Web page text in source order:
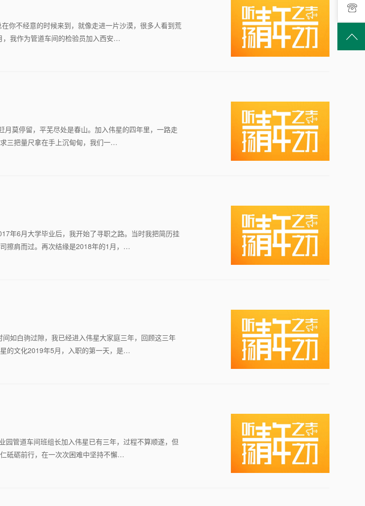
你不经意的时候来到，就像走进一片沙漠，很多人看到荒
，我作为管道车间的检验员加入西安…
莫停留，平芜尽处是春山。加入伟星的四年里，一路走
三把量尺拿在手上沉甸甸，我们一…
年6月大学毕业后，我开始了寻职之路。当时我把简历挂
擦肩而过。再次结缘是2018年的1月，…
如白驹过隙，我已经进入伟星大家庭三年，回顾这三年
的文化2019年5月，入职的第一天，是…
管道车间班组长加入伟星已有三年，过程不算顺遂，但
砥砺前行，在一次次困难中坚持不懈…